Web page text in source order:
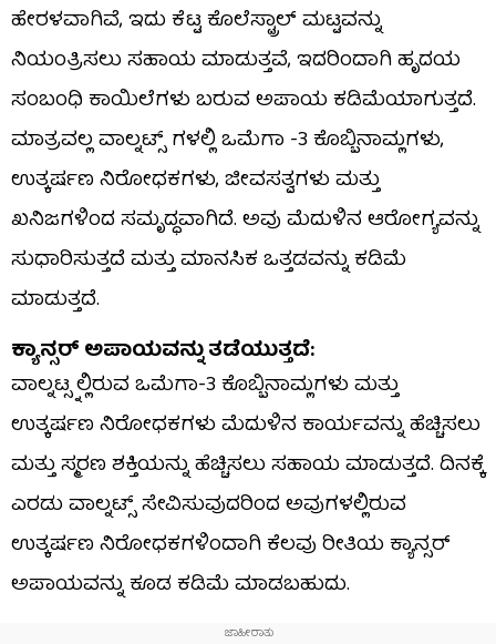
ಹೇರಳವಾಗಿವೆ, ಇದು ಕೆಟ್ಟ ಕೊಲೆಸ್ಟ್ರಾಲ್ ಮಟ್ಟವನ್ನು
ನಿಯಂತ್ರಿಸಲು ಸಹಾಯ ಮಾಡುತ್ತವೆ, ಇದರಿಂದಾಗಿ ಹೃದಯ
ಸಂಬಂಧಿ ಕಾಯಿಲೆಗಳು ಬರುವ ಅಪಾಯ ಕಡಿಮೆಯಾಗುತ್ತದೆ.
ಮಾತ್ರವಲ್ಲ ವಾಲ್ನಟ್ಸ್ ಗಳಲ್ಲಿ ಒಮೆಗಾ -3 ಕೊಬ್ಬಿನಾಮ್ಲಗಳು,
ಉತ್ಕರ್ಷಣ ನಿರೋಧಕಗಳು, ಜೀವಸತ್ವಗಳು ಮತ್ತು
ಖನಿಜಗಳಿಂದ ಸಮೃದ್ಧವಾಗಿದೆ. ಅವು ಮೆದುಳಿನ ಆರೋಗ್ಯವನ್ನು
ಸುಧಾರಿಸುತ್ತದೆ ಮತ್ತು ಮಾನಸಿಕ ಒತ್ತಡವನ್ನು ಕಡಿಮೆ
ಮಾಡುತ್ತದೆ.
ಕ್ಯಾನ್ಸರ್ ಅಪಾಯವನ್ನು ತಡೆಯುತ್ತದೆ:
ವಾಲ್ನಟ್ಸ್ನಲ್ಲಿರುವ ಒಮೆಗಾ-3 ಕೊಬ್ಬಿನಾಮ್ಲಗಳು ಮತ್ತು
ಉತ್ಕರ್ಷಣ ನಿರೋಧಕಗಳು ಮೆದುಳಿನ ಕಾರ್ಯವನ್ನು ಹೆಚ್ಚಿಸಲು
ಮತ್ತು ಸ್ಮರಣ ಶಕ್ತಿಯನ್ನು ಹೆಚ್ಚಿಸಲು ಸಹಾಯ ಮಾಡುತ್ತದೆ. ದಿನಕ್ಕೆ
ಎರಡು ವಾಲ್ನಟ್ಸ್ ಸೇವಿಸುವುದರಿಂದ ಅವುಗಳಲ್ಲಿರುವ
ಉತ್ಕರ್ಷಣ ನಿರೋಧಕಗಳಿಂದಾಗಿ ಕೆಲವು ರೀತಿಯ ಕ್ಯಾನ್ಸರ್
ಅಪಾಯವನ್ನು ಕೂಡ ಕಡಿಮೆ ಮಾಡಬಹುದು.